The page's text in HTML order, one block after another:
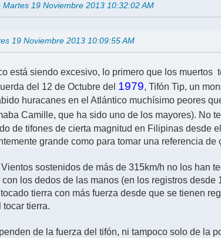
19 Noviembre 2013 10:32:02 AM
19 Noviembre 2013 10:09:55 AM
está siendo excesivo, lo primero que los
del 12 de Octubre del 1979, Tifón Tip, un
huracanes en el Atlántico muchísimo peores
Camille, que ha sido uno de los mayores). No
de tifones de cierta magnitud en Filipinas desde
grande como para tomar una referencia de
sostenidos de más de 315km/h no los han
los dedos de las manos (en los registros
tierra con más fuerza desde que se tienen
tocar tierra.
de la fuerza del tifón, ni tampoco solo de la